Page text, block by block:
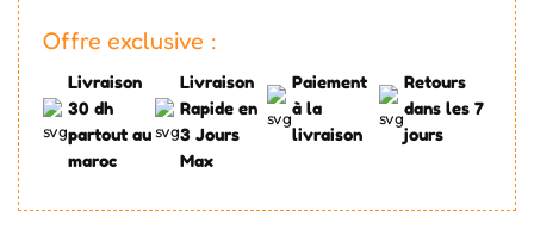
Offre exclusive :
Livraison
30 dh
partout au
maroc
Livraison
Rapide en
3 Jours
Max
Paiement
à la
livraison
Retours
dans les 7
jours